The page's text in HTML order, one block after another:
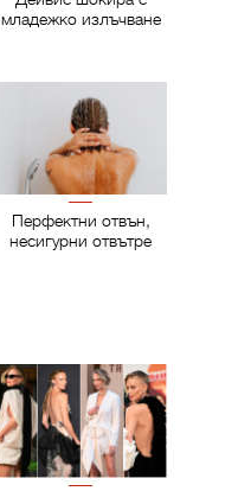
младежко излъчване
Перфектни отвън,
несигурни отвътре